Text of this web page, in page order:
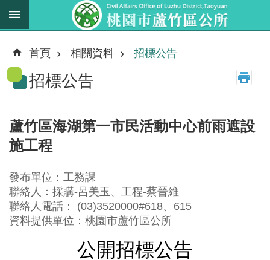
跳到主要內容區塊
新
消
息
務
職
掌
法
規
資
料
首頁 相關資料 招標公告
招標公告
蘆竹區海湖第一市民活動中心前雨遮設
施工程
發布單位：工務課
聯絡人：採購-呂美玉、工程-蔡晉維
聯絡人電話： (03)3520000#618、615
資料提供單位：桃園市蘆竹區公所
公開招標公告